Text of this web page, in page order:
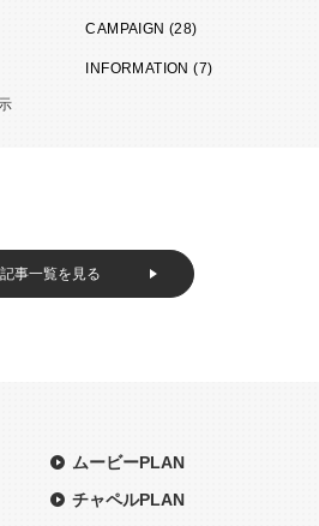
CAMPAIGN (28)
INFORMATION (7)
記事一覧を見る
ムービーPLAN
チャペルPLAN